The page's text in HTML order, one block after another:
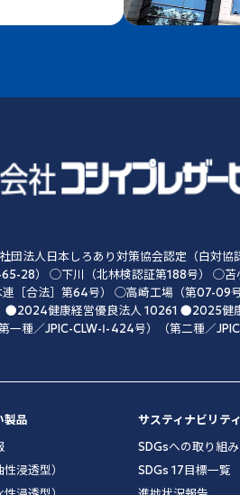
団法人日本しろあり対策協会認定（白対
28） ◯下川（北林検認証第188号） ◯苫
［合法］第64号） ◯高崎工場（第07-
健康経営優良法人 10261 ●2025健
一種／JPIC-CLW-Ⅰ-424号）（第二種／
製品
浸透型）
サスティナビリティ
SDGsへの取り組み
SDGs 17目標一覧